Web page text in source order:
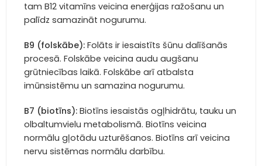
tam B12 vitamīns veicina enerģijas ražošanu un
palīdz samazināt nogurumu.
B9 (folskābe): Folāts ir iesaistīts šūnu dalīšanās
procesā. Folskābe veicina audu augšanu
grūtniecības laikā. Folskābe arī atbalsta
imūnsistēmu un samazina nogurumu.
B7 (biotīns): Biotīns iesaistās ogļhidrātu, tauku un
olbaltumvielu metabolismā. Biotīns veicina
normālu gļotādu uzturēšanos. Biotīns arī veicina
nervu sistēmas normālu darbību.